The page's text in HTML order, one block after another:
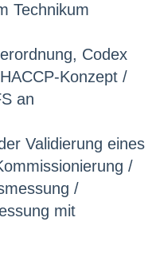
Technikum
Codex
Konzept /
an
Validierung eines
/
/
mit